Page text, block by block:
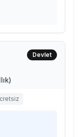
Devlet